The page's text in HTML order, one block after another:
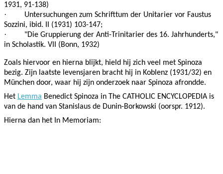
1931, 91-138)
·
Untersuchungen zum Schrifttum der Unitarier vor Faustus
Sozzini, ibid. II (1931) 103-147;
·
"Die Gruppierung der Anti-Trinitarier des 16. Jahrhunderts,"
in Scholastik. VII (Bonn, 1932)
Zoals hiervoor en hierna blijkt, hield hij zich veel met Spinoza
bezig. Zijn laatste levensjaren bracht hij in Koblenz (1931/32) en
München door, waar hij zijn onderzoek naar Spinoza afrondde.
Het Lemma Benedict Spinoza in The CATHOLIC ENCYCLOPEDIA is
van de hand van Stanislaus de Dunin-Borkowski (oorspr. 1912).
Hierna dan het In Memoriam: